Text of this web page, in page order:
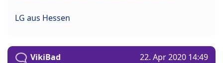
LG aus Hessen
VikiBad 22. Apr 2020 14:49